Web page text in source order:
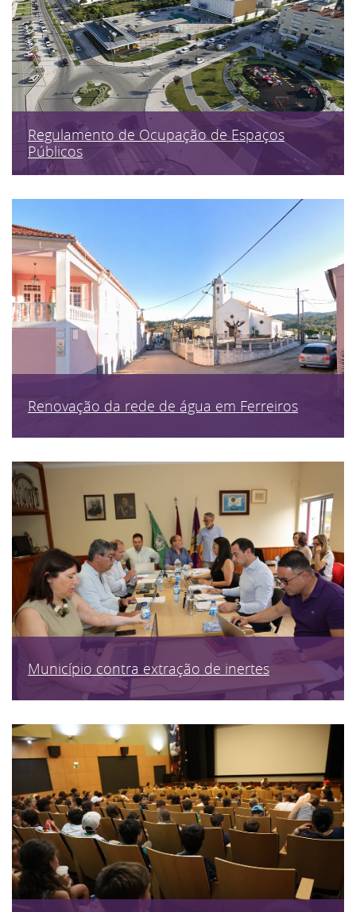
Regulamento de Ocupação de Espaços
Públicos
Renovação da rede de água em Ferreiros
Município contra extração de inertes